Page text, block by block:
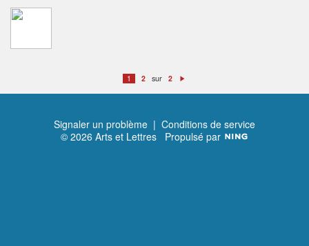
1 2 sur 2
ui
t
Signaler un problème | Conditions de service
© 2026 Arts et Lettres Propulsé par